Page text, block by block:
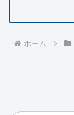
ホーム